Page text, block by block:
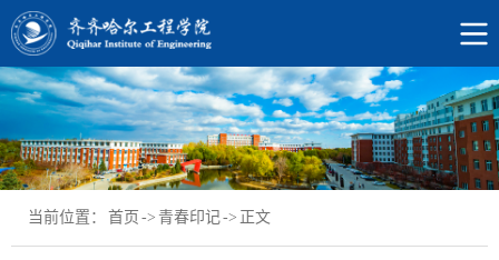
当前位置： 首页 -> 青春印记-> 正文